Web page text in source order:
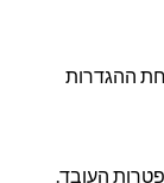
ההגדרות
העובד.